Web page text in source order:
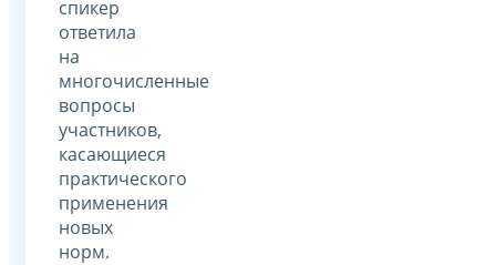
спикер
ответила
на
многочисленные
вопросы
участников,
касающиеся
практического
применения
новых
норм.